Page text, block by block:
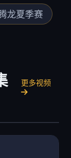
龙夏季赛
更多视频